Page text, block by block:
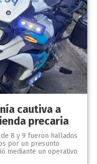
cautiva a
precaria
8 y 9 fueron hallados
por un presunto
mediante un operativo